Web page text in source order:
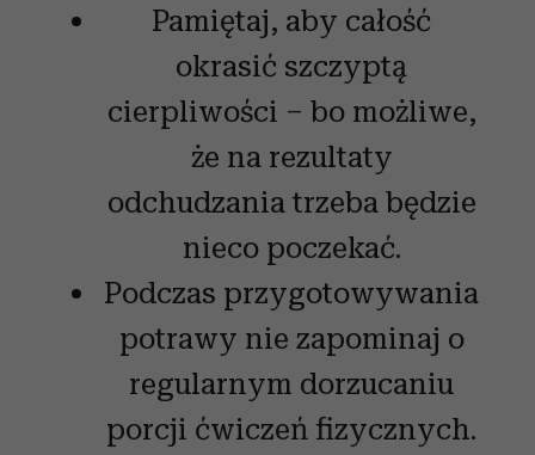
Pamiętaj, aby całość
okrasić szczyptą
cierpliwości – bo możliwe,
że na rezultaty
odchudzania trzeba będzie
nieco poczekać.
Podczas przygotowywania
potrawy nie zapominaj o
regularnym dorzucaniu
porcji ćwiczeń fizycznych.